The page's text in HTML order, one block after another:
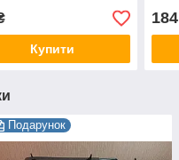
Купити
184
Подарунок